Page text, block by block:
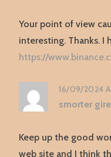
Your point of view
interesting. Thanks. I
https://
16/09/2024
smorter
Keep up the good
web site and I think